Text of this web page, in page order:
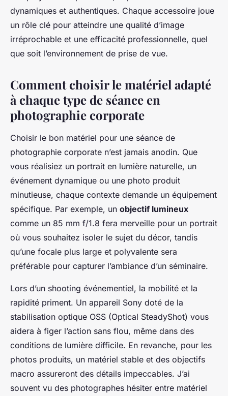
dynamiques et authentiques. Chaque accessoire joue
un rôle clé pour atteindre une qualité d’image
irréprochable et une efficacité professionnelle, quel
que soit l’environnement de prise de vue.
Comment choisir le matériel adapté
à chaque type de séance en
photographie corporate
Choisir le bon matériel pour une séance de
photographie corporate n’est jamais anodin. Que
vous réalisiez un portrait en lumière naturelle, un
événement dynamique ou une photo produit
minutieuse, chaque contexte demande un équipement
spécifique. Par exemple, un objectif lumineux
comme un 85 mm f/1.8 fera merveille pour un portrait
où vous souhaitez isoler le sujet du décor, tandis
qu’une focale plus large et polyvalente sera
préférable pour capturer l’ambiance d’un séminaire.
Lors d’un shooting événementiel, la mobilité et la
rapidité priment. Un appareil Sony doté de la
stabilisation optique OSS (Optical SteadyShot) vous
aidera à figer l’action sans flou, même dans des
conditions de lumière difficile. En revanche, pour les
photos produits, un matériel stable et des objectifs
macro assureront des détails impeccables. J’ai
souvent vu des photographes hésiter entre matériel